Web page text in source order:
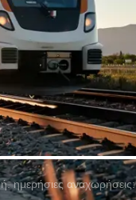
ημερήσιες αναχωρήσεις: